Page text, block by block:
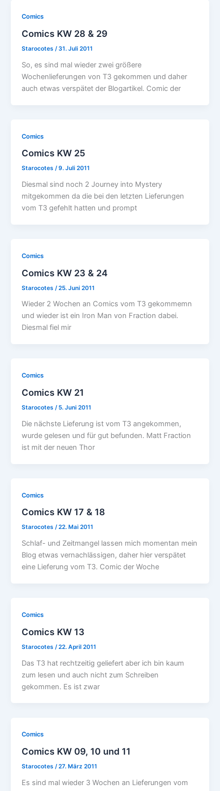
Comics
Comics KW 28 & 29
Starocotes/31. Juli 2011
So, es sind mal wieder zwei größere
Wochenlieferungen von T3 gekommen und daher
auch etwas verspätet der Blogartikel. Comic der
Comics
Comics KW 25
Starocotes/9. Juli 2011
Diesmal sind noch 2 Journey into Mystery
mitgekommen da die bei den letzten Lieferungen
vom T3 gefehlt hatten und prompt
Comics
Comics KW 23 & 24
Starocotes /25. Juni 2011
Wieder 2 Wochen an Comics vom T3 gekommemn
und wieder ist ein Iron Man von Fraction dabei.
Diesmal fiel mir
Comics
Comics KW 21
Starocotes/ 5. Juni 2011
Die nächste Lieferung ist vom T3 angekommen,
wurde gelesen und für gut befunden. Matt Fraction
ist mit der neuen Thor
Comics
Comics KW 17 & 18
Starocotes/22. Mai 2011
Schlaf- und Zeitmangel lassen mich momentan mein
Blog etwas vernachlässigen, daher hier verspätet
eine Lieferung vom T3. Comic der Woche
Comics
Comics KW 13
Starocotes /22. April 2011
Das T3 hat rechtzeitig geliefert aber ich bin kaum
zum lesen und auch nicht zum Schreiben
gekommen. Es ist zwar
Comics
Comics KW 09, 10 und 11
Starocotes/27. März 2011
Es sind mal wieder 3 Wochen an Lieferungen vom